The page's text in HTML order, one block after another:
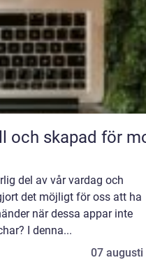
och skapad för
del av vår vardag och
det möjligt för oss att ha
när dessa appar inte
I denna...
07 augusti